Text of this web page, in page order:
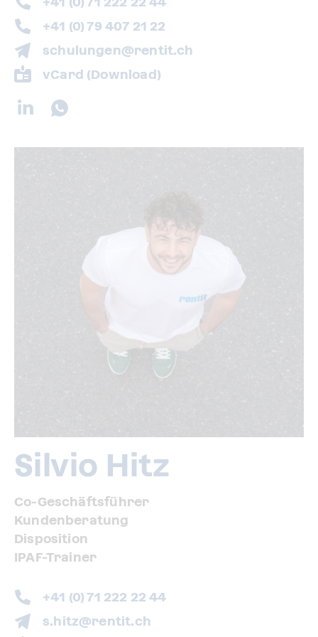
+41 (0) 79 407 21 22
schulungen@rentit.ch
vCard (Download)
Silvio Hitz
Co-Geschäftsführer
Kundenberatung
Disposition
IPAF-Trainer
+41 (0) 71 222 22 44
s.hitz@rentit.ch